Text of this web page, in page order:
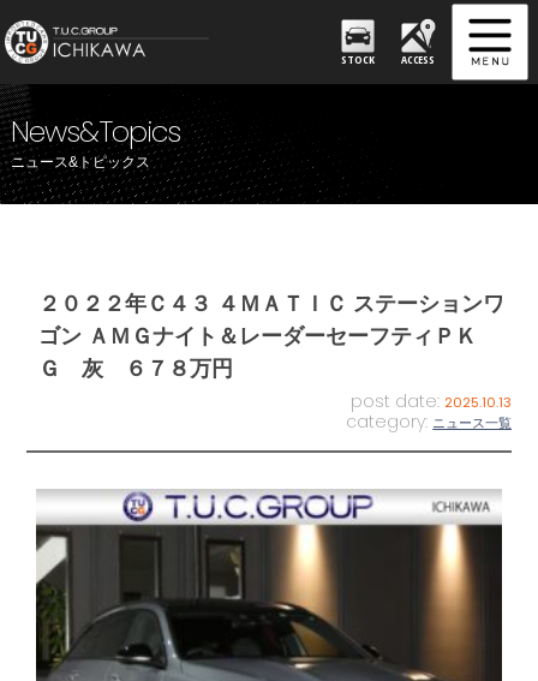
STOCK ACCESS
News&Topics
ニュース&トピックス
２０２２年Ｃ４３ ４ＭＡＴＩＣ ステーションワ
ゴン ＡＭＧナイト＆レーダーセーフティＰＫ
Ｇ 灰 ６７８万円
post date: 2025.10.13
category: ニュース一覧